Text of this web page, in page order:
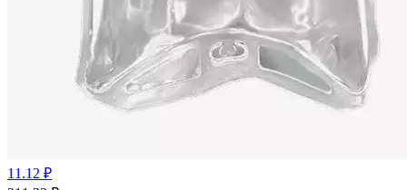
11.12 ₽